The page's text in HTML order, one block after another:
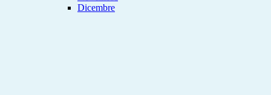
Dicembre